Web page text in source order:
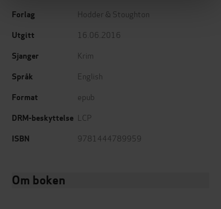
Forlag Hodder & Stoughton
Utgitt 16.06.2016
Sjanger Krim
Språk English
Format epub
DRM-beskyttelse LCP
ISBN 9781444789959
Om boken